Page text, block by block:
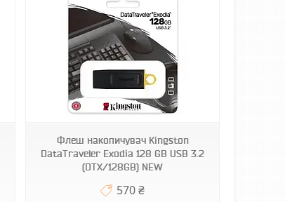
Флеш накопичувач Kingston
DataTraveler Exodia 128 GB USB 3.2
(DTX/128GB) NEW
570 ₴